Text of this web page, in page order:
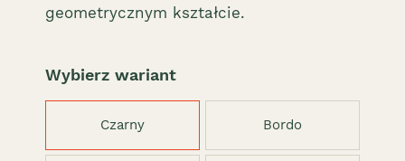
geometrycznym kształcie.
Wybierz wariant
Czarny Bordo